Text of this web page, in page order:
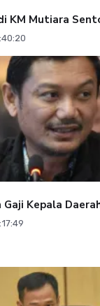
KM Mutiara
Kepala